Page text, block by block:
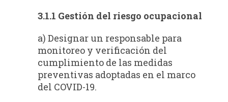
3.1.1 Gestión del riesgo ocupacional
a) Designar un responsable para
monitoreo y verificación del
cumplimiento de las medidas
preventivas adoptadas en el marco
del COVID-19.